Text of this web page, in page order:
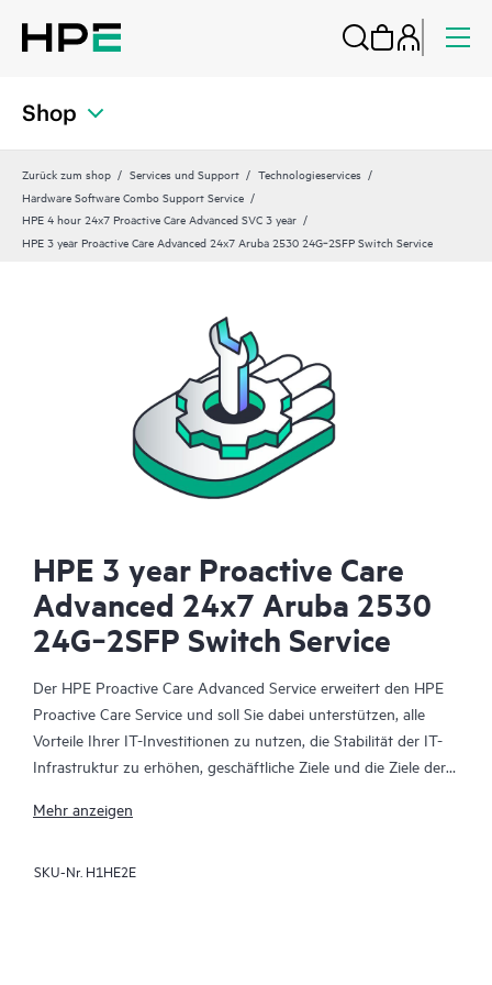
Shop
Zurück zum shop Services und Support
Technologieservices
Hardware Software Combo Support Service
HPE 4 hour 24x7 Proactive Care Advanced SVC 3 year
HPE 3 year Proactive Care Advanced 24x7 Aruba 2530 24G‑2SFP Switch Service
HPE 3 year Proactive Care
Advanced 24x7 Aruba 2530
24G‑2SFP Switch Service
Der HPE Proactive Care Advanced Service erweitert den HPE
Proactive Care Service und soll Sie dabei unterstützen, alle
Vorteile Ihrer IT-Investitionen zu nutzen, die Stabilität der IT-
Infrastruktur zu erhöhen, geschäftliche Ziele und die Ziele der
Ihre IT-Mitarbeiter zu entlasten, sodass diese sich auf wichtige
Account Support Manager (ASM) berät Sie personalisiert zu
Mehr anzeigen
SKU-Nr. H1HE2E